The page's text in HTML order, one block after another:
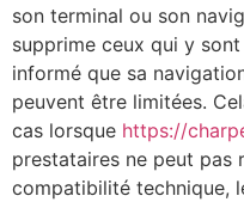
son terminal ou son
supprime ceux qui y
informé que sa
peuvent être limitées.
cas lorsque https://
prestataires ne peut pas
compatibilité technique,